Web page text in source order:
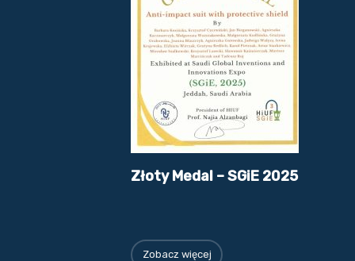
Złoty Medal – SGiE 2025
Zobacz więcej